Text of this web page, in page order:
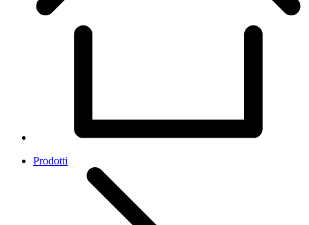
Prodotti